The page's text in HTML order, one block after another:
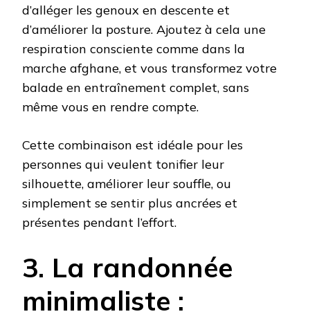
d’alléger les genoux en descente et
d’améliorer la posture. Ajoutez à cela une
respiration consciente comme dans la
marche afghane, et vous transformez votre
balade en entraînement complet, sans
même vous en rendre compte.
Cette combinaison est idéale pour les
personnes qui veulent tonifier leur
silhouette, améliorer leur souffle, ou
simplement se sentir plus ancrées et
présentes pendant l’effort.
3. La randonnée
minimaliste :